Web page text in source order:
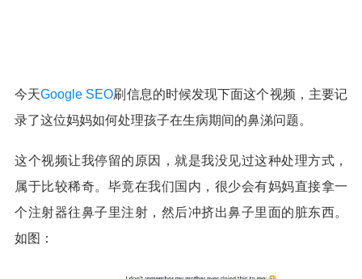
今天Google SEO刷信息的时候发现下面这个视频，主要记
录了这位妈妈如何处理孩子在生病期间的鼻涕问题。
这个视频让我停留的原因，就是我没见过这种处理方式，
属于比较稀奇。毕竟在我们国内，很少会有妈妈直接拿一
个注射器往鼻子里注射，然后冲挤出鼻子里面的脏东西。
如图：